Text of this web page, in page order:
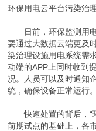
环保用电云平台污染
日前，环保监测用电
要通过大数据云端更及
染治理设施用电系统需
动端的APP上同时收到
况。人员可以及时通知
统，确保设备正常运行
快速处置的背后，“
前期试点的基础上，各